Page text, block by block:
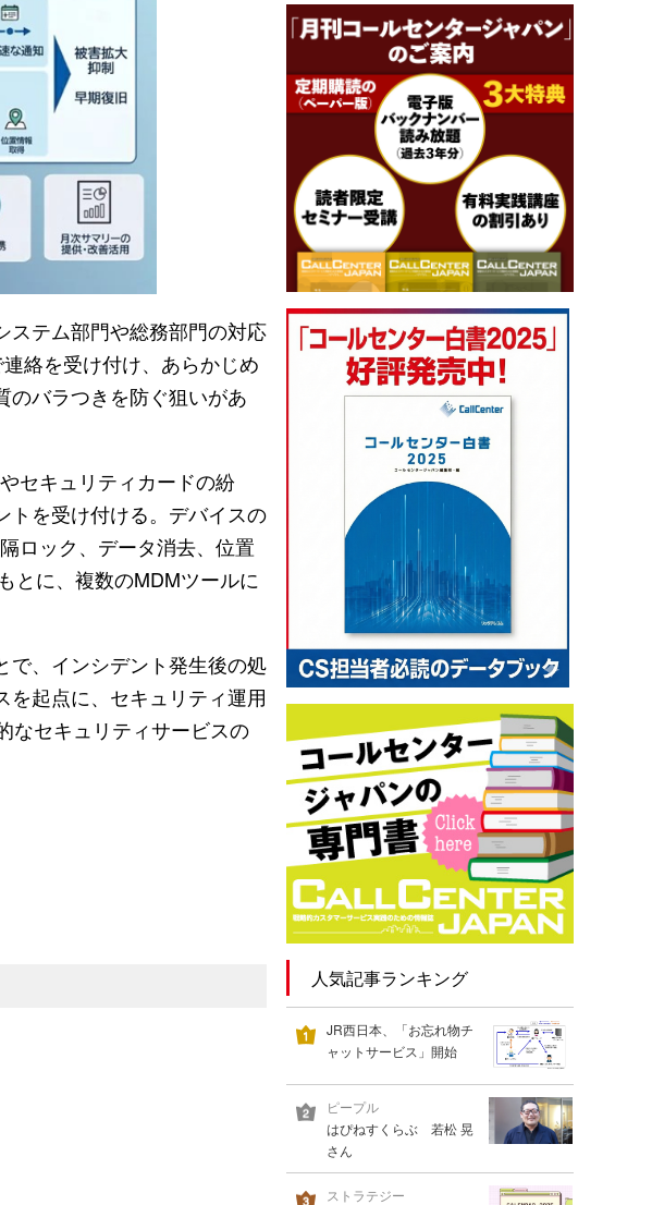
ステム部門や総務部門の対応
絡を受け付け、あらかじめ
のバラつきを防ぐ狙いがあ
セキュリティカードの紛
トを受け付ける。デバイスの
ロック、データ消去、位置
とに、複数のMDMツールに
で、インシデント発生後の処
起点に、セキュリティ運用
なセキュリティサービスの
人気記事ランキング
JR西日本、「お忘れ物チ
ャットサービス」開始
ピープル
はぴねすくらぶ 若松 晃
さん
ストラテジー